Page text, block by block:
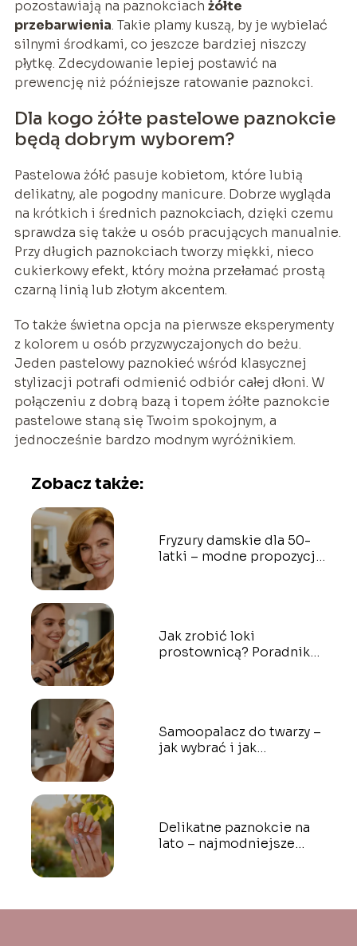
pozostawiają na paznokciach żółte
przebarwienia. Takie plamy kuszą, by je wybielać
silnymi środkami, co jeszcze bardziej niszczy
płytkę. Zdecydowanie lepiej postawić na
prewencję niż późniejsze ratowanie paznokci.
Dla kogo żółte pastelowe paznokcie
będą dobrym wyborem?
Pastelowa żółć pasuje kobietom, które lubią
delikatny, ale pogodny manicure. Dobrze wygląda
na krótkich i średnich paznokciach, dzięki czemu
sprawdza się także u osób pracujących manualnie.
Przy długich paznokciach tworzy miękki, nieco
cukierkowy efekt, który można przełamać prostą
czarną linią lub złotym akcentem.
To także świetna opcja na pierwsze eksperymenty
z kolorem u osób przyzwyczajonych do beżu.
Jeden pastelowy paznokieć wśród klasycznej
stylizacji potrafi odmienić odbiór całej dłoni. W
połączeniu z dobrą bazą i topem żółte paznokcie
pastelowe staną się Twoim spokojnym, a
jednocześnie bardzo modnym wyróżnikiem.
Zobacz także:
Fryzury damskie dla 50-
latki – modne propozycje
Jak zrobić loki
prostownicą? Poradnik
Samoopalacz do twarzy –
jak wybrać i jak
Delikatne paznokcie na
lato – najmodniejsze